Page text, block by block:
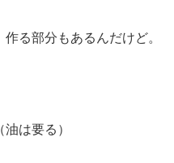
る部分もあるんだけど。
は要る）